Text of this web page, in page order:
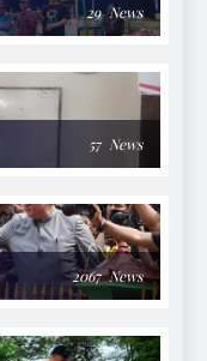
29 News
57 News
2067 News